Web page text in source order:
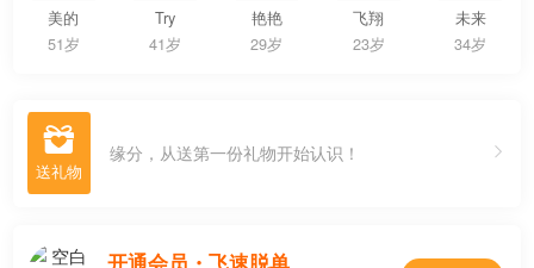
美的
51岁
Try
41岁
艳艳
29岁
飞翔
23岁
未来
34岁
 缘分，从送第一份礼物开始认识！